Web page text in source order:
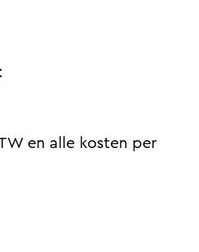
en alle kosten per